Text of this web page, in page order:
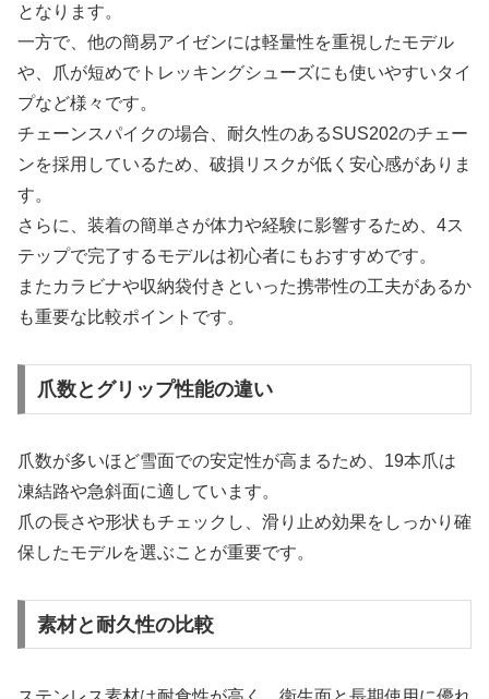
となります。
一方で、他の簡易アイゼンには軽量性を重視したモデル
や、爪が短めでトレッキングシューズにも使いやすいタイ
プなど様々です。
チェーンスパイクの場合、耐久性のあるSUS202のチェー
ンを採用しているため、破損リスクが低く安心感がありま
す。
さらに、装着の簡単さが体力や経験に影響するため、4ス
テップで完了するモデルは初心者にもおすすめです。
またカラビナや収納袋付きといった携帯性の工夫があるか
も重要な比較ポイントです。
爪数とグリップ性能の違い
爪数が多いほど雪面での安定性が高まるため、19本爪は
凍結路や急斜面に適しています。
爪の長さや形状もチェックし、滑り止め効果をしっかり確
保したモデルを選ぶことが重要です。
素材と耐久性の比較